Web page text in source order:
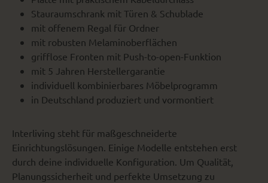
Stauraumschrank mit Türen & Schublade
mit offenem Regal für Ordner
mit robusten Melaminoberflächen
grifflose Fronten mit Push-to-open-Funktion
mit 5 Jahren Herstellergarantie
individuell kombinierbares Möbelprogramm
in Deutschland produziert und vormontiert
Interliving steht für maßgeschneiderte
Einrichtungslösungen. Einige Modelle entstehen erst
durch deine individuelle Konfiguration. Um Qualität,
Planungssicherheit und perfekte Umsetzung zu